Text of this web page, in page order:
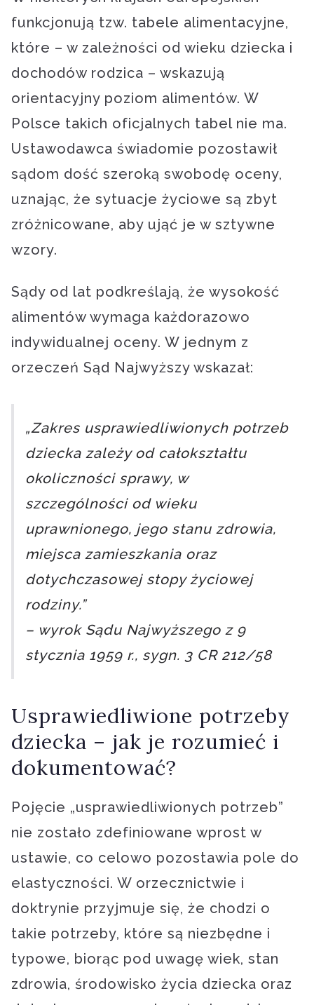
funkcjonują tzw. tabele alimentacyjne,
które – w zależności od wieku dziecka i
dochodów rodzica – wskazują
orientacyjny poziom alimentów. W
Polsce takich oficjalnych tabel nie ma.
Ustawodawca świadomie pozostawił
sądom dość szeroką swobodę oceny,
uznając, że sytuacje życiowe są zbyt
zróżnicowane, aby ująć je w sztywne
wzory.
Sądy od lat podkreślają, że wysokość
alimentów wymaga każdorazowo
indywidualnej oceny. W jednym z
orzeczeń Sąd Najwyższy wskazał:
„Zakres usprawiedliwionych potrzeb
dziecka zależy od całokształtu
okoliczności sprawy, w
szczególności od wieku
uprawnionego, jego stanu zdrowia,
miejsca zamieszkania oraz
dotychczasowej stopy życiowej
rodziny.”
– wyrok Sądu Najwyższego z 9
stycznia 1959 r., sygn. 3 CR 212/58
Usprawiedliwione potrzeby
dziecka – jak je rozumieć i
dokumentować?
Pojęcie „usprawiedliwionych potrzeb”
nie zostało zdefiniowane wprost w
ustawie, co celowo pozostawia pole do
elastyczności. W orzecznictwie i
doktrynie przyjmuje się, że chodzi o
takie potrzeby, które są niezbędne i
typowe, biorąc pod uwagę wiek, stan
zdrowia, środowisko życia dziecka oraz